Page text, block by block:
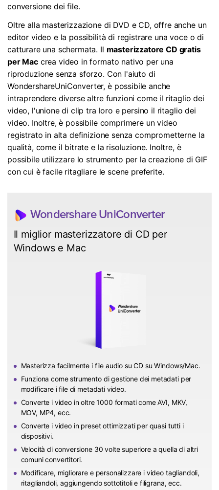
conversione dei file.
Oltre alla masterizzazione di DVD e CD, offre anche un
editor video e la possibilità di registrare una voce o di
catturare una schermata. Il masterizzatore CD gratis
per Mac crea video in formato nativo per una
riproduzione senza sforzo. Con l'aiuto di
WondershareUniConverter, è possibile anche
intraprendere diverse altre funzioni come il ritaglio dei
video, l'unione di clip tra loro e persino il ritaglio dei
video. Inoltre, è possibile comprimere un video
registrato in alta definizione senza comprometterne la
qualità, come il bitrate e la risoluzione. Inoltre, è
possibile utilizzare lo strumento per la creazione di GIF
con cui è facile ritagliare le scene preferite.
Wondershare UniConverter
Il miglior masterizzatore di CD per
Windows e Mac
Masterizza facilmente i file audio su CD su Windows/Mac.
Funziona come strumento di gestione dei metadati per
modificare i file di metadati video.
Converte i video in oltre 1000 formati come AVI, MKV,
MOV, MP4, ecc.
Converte i video in preset ottimizzati per quasi tutti i
dispositivi.
Velocità di conversione 30 volte superiore a quella di altri
comuni convertitori.
Modificare, migliorare e personalizzare i video tagliandoli,
ritagliandoli, aggiungendo sottotitoli e filigrana, ecc.